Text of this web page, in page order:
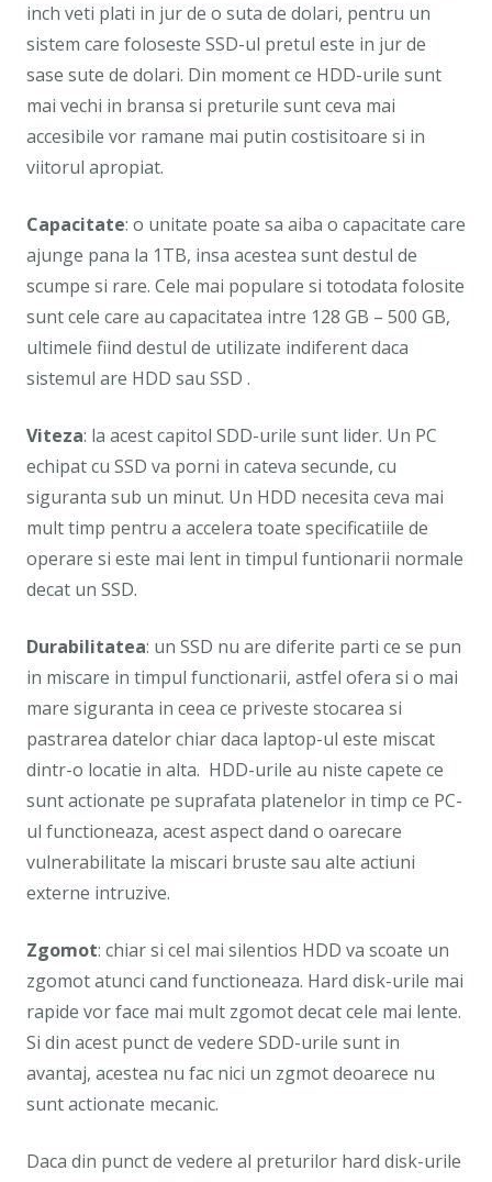
inch veti plati in jur de o suta de dolari, pentru un
sistem care foloseste SSD-ul pretul este in jur de
sase sute de dolari. Din moment ce HDD-urile sunt
mai vechi in bransa si preturile sunt ceva mai
accesibile vor ramane mai putin costisitoare si in
viitorul apropiat.
Capacitate: o unitate poate sa aiba o capacitate care
ajunge pana la 1TB, insa acestea sunt destul de
scumpe si rare. Cele mai populare si totodata folosite
sunt cele care au capacitatea intre 128 GB – 500 GB,
ultimele fiind destul de utilizate indiferent daca
sistemul are HDD sau SSD .
Viteza: la acest capitol SDD-urile sunt lider. Un PC
echipat cu SSD va porni in cateva secunde, cu
siguranta sub un minut. Un HDD necesita ceva mai
mult timp pentru a accelera toate specificatiile de
operare si este mai lent in timpul funtionarii normale
decat un SSD.
Durabilitatea: un SSD nu are diferite parti ce se pun
in miscare in timpul functionarii, astfel ofera si o mai
mare siguranta in ceea ce priveste stocarea si
pastrarea datelor chiar daca laptop-ul este miscat
dintr-o locatie in alta. HDD-urile au niste capete ce
sunt actionate pe suprafata platenelor in timp ce PC-
ul functioneaza, acest aspect dand o oarecare
vulnerabilitate la miscari bruste sau alte actiuni
externe intruzive.
Zgomot: chiar si cel mai silentios HDD va scoate un
zgomot atunci cand functioneaza. Hard disk-urile mai
rapide vor face mai mult zgomot decat cele mai lente.
Si din acest punct de vedere SDD-urile sunt in
avantaj, acestea nu fac nici un zgmot deoarece nu
sunt actionate mecanic.
Daca din punct de vedere al preturilor hard disk-urile